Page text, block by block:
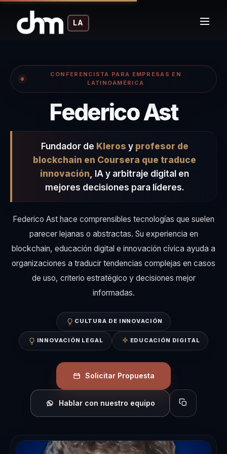
LA
CONFERENCISTA PARA EMPRESAS EN
LATINOAMÉRICA
Federico Ast–
Fundador de Kleros y profesor de
blockchain en Coursera que traduce
innovación , IA y arbitraje digital en
mejores decisiones para líderes.
Federico Ast hace comprensibles tecnologías que suelen
parecer lejanas o abstractas. Su experiencia en
blockchain, educación digital e innovación cívica ayuda a
organizaciones a traducir tendencias complejas en casos
de uso, criterio estratégico y decisiones mejor
informadas.
CULTURA DE INNOVACIÓN
INNOVACIÓN LEGAL EDUCACIÓN DIGITAL
Solicitar Propuesta
Hablar con nuestro equipo Copiar perfil